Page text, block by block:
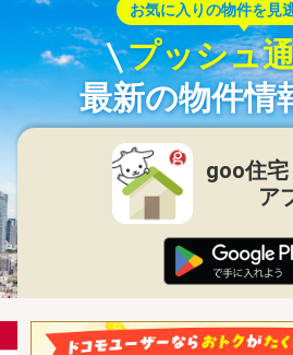
お気に入りの物件を見
プッシュ
最新の物件情
goo住
ア